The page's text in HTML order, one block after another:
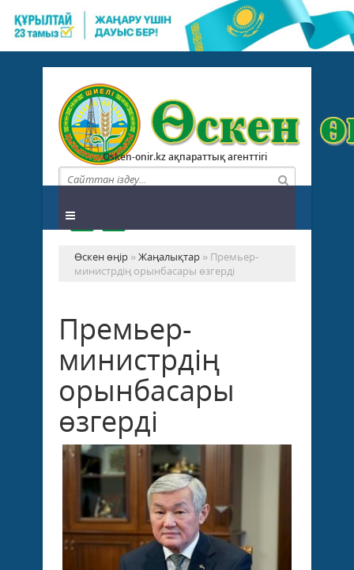
Osken-onir.kz ақпараттық агенттігі
Өскен өңір »Жаңалықтар » Премьер-
министрдің орынбасары өзгерді
Премьер-
министрдің
орынбасары
өзгерді